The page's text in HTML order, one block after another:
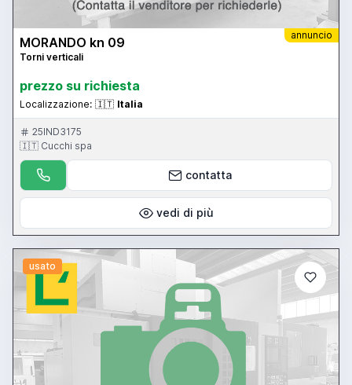
annuncio
MORANDO kn 09
Torni verticali
prezzo su richiesta
Localizzazione: 🇮🇹 Italia
25IND3175
🇮🇹 Cucchi spa
contatta
vedi di più
usato